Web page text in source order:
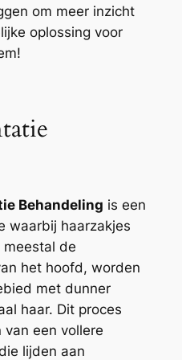
om meer inzicht
oplossing voor
Behandeling is een
waarbij haarzakjes
de
het hoofd, worden
met dunner
haar. Dit proces
een vollere
lijden aan